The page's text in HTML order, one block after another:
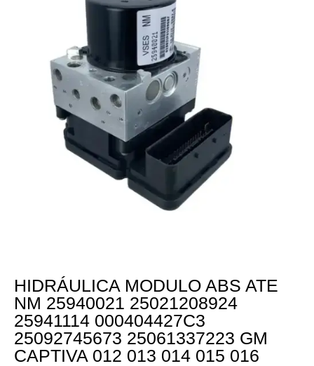
HIDRÁULICA MODULO ABS ATE
NM 25940021 25021208924
25941114 000404427C3
25092745673 25061337223 GM
CAPTIVA 012 013 014 015 016